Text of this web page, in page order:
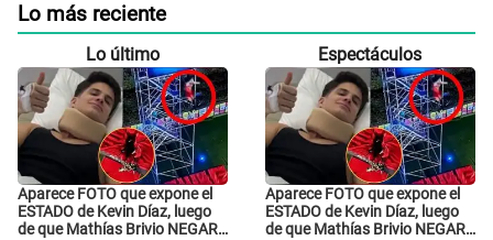
Lo más reciente
Lo último
Aparece FOTO que expone el
ESTADO de Kevin Díaz, luego
de que Mathías Brivio NEGARA
Espectáculos
Aparece FOTO que expone el
ESTADO de Kevin Díaz, luego
de que Mathías Brivio NEGARA